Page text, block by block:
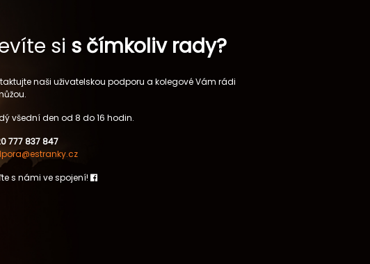
si s čímkoliv rady?
naši uživatelskou podporu a kolegové Vám rádi
všední den od 8 do 16 hodin.
777 837 847
s námi ve spojení!